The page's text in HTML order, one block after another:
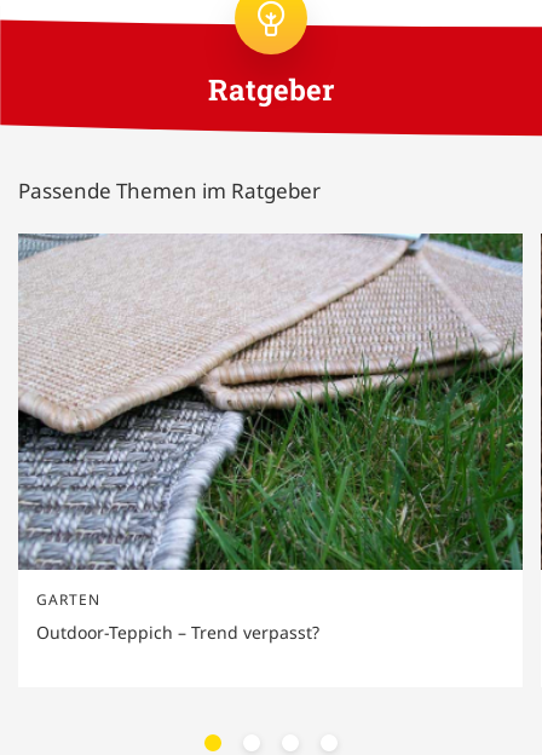
Ratgeber
Passende Themen im Ratgeber
Outdoor-Teppich – Trend verpasst?
GARTEN